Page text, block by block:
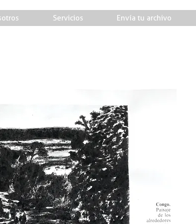
Servicios Envía tu archivo